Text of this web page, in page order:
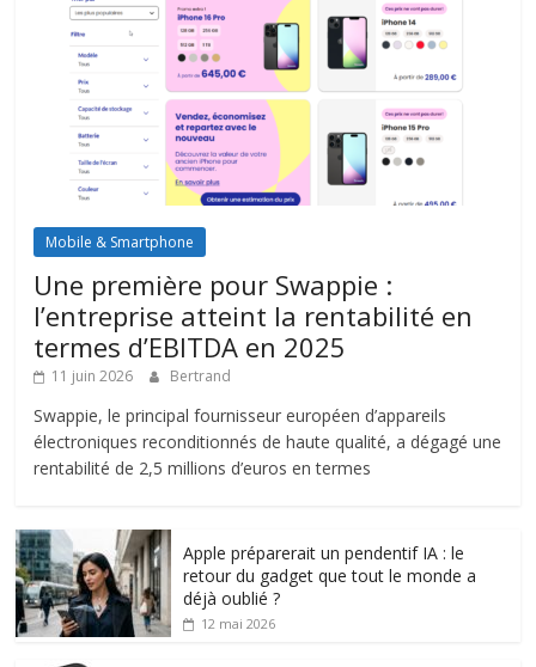
Mobile & Smartphone
Une première pour Swappie :
l’entreprise atteint la rentabilité en
termes d’EBITDA en 2025
11 juin 2026 Bertrand
Swappie, le principal fournisseur européen d’appareils
électroniques reconditionnés de haute qualité, a dégagé une
rentabilité de 2,5 millions d’euros en termes
Apple préparerait un pendentif IA : le
retour du gadget que tout le monde a
déjà oublié ?
12 mai 2026